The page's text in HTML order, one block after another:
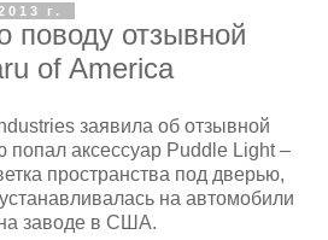
г.
поводу отзывной
of America
заявила об отзывной
попал аксессуар Puddle Light –
пространства под дверью,
на автомобили
заводе в США.